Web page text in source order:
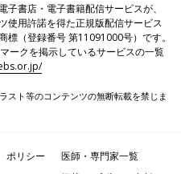
子書店・電子書籍配信サービスが、
使用許諾を得た正規版配信サービス
標（登録番号 第11091000号）です。
ークを掲示しているサービスの一覧
スト等のコンテンツの無断転載を禁じま
ポリシー
医師・専門家一覧